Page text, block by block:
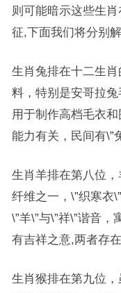
则可能暗示这些生
征,下面我们将分别
生肖兔排在十二生
料，特别是安哥拉
用于制作高档毛衣
能力有关，民间有\”
生肖羊排在第八位
纤维之一，\”织寒衣
\”羊\”与\”祥\”谐音
有吉祥之意,两者存
生肖猴排在第九位，